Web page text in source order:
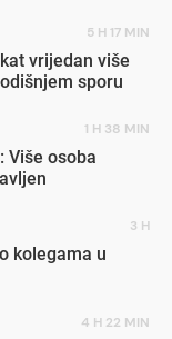
5 H 17 MIN
vrijedan više
sporu
1 H 38 MIN
Više osoba
3 H
kolegama u
4 H 22 MIN